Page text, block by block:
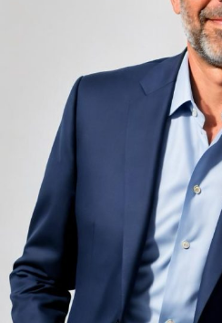
adiacent rămâne una dintre
nemulțumiri semnalate de
chiar și la unități altfel
locație. De multe ori, oaspeții
drept sursa reală a problemei,
de spațiu zgomotos sau agitat.
Pardoseala joacă un rol
sunete, mai ales în zonele de
cameră și baie sau dintre pat
proprietăți fonoabsorbante
zgomotului către camerele
inferioare, un aspect esențial
vechi, cu structuri care nu au
pentru izolare fonică